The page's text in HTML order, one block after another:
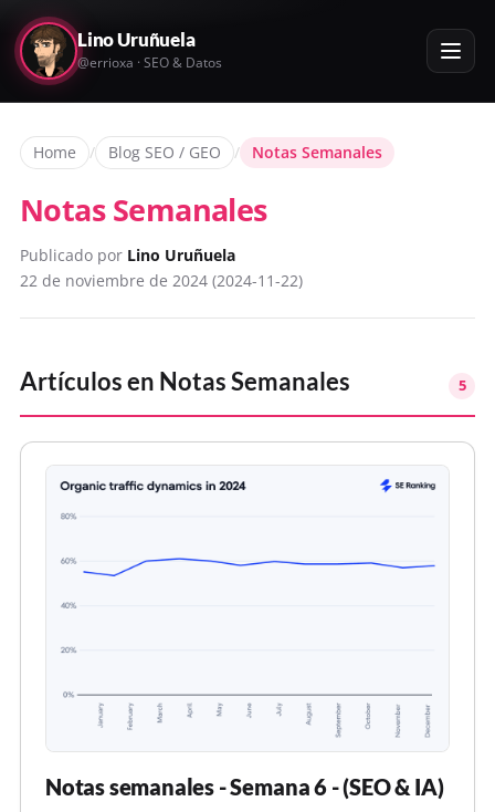
Lino Uruñuela
@errioxa · SEO & Datos
Home / Blog SEO / GEO / Notas Semanales
Notas Semanales
Publicado por Lino Uruñuela
22 de noviembre de 2024 (2024-11-22)
Artículos en Notas Semanales 5
Notas semanales - Semana 6 - (SEO & IA)